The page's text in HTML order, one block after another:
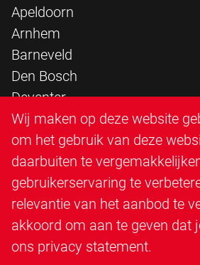
Apeldoorn
Arnhem
Barneveld
Den Bosch
Deventer
Epe
Sittard
Triangle Infra
Triangle Steigerbouw
Utrecht
Veenendaal
Zutphen
Wij maken op deze website
om het gebruik van deze
daarbuiten te
gebruikerservaring te
relevantie van het aanbod te
akkoord om aan te geven dat
ons privacy statement.